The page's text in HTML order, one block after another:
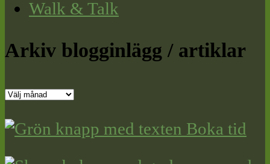
Walk & Talk
Arkiv blogginlägg / artiklar
Arkiv
/